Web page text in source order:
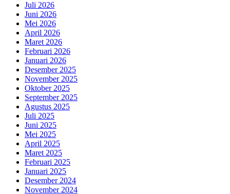
Juli 2026
Juni 2026
Mei 2026
April 2026
Maret 2026
Februari 2026
Januari 2026
Desember 2025
November 2025
Oktober 2025
September 2025
Agustus 2025
Juli 2025
Juni 2025
Mei 2025
April 2025
Maret 2025
Februari 2025
Januari 2025
Desember 2024
November 2024